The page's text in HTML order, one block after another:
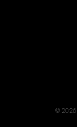
© 2026